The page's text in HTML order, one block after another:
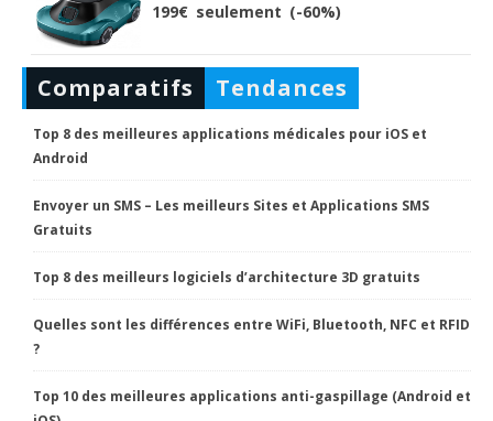
199€ seulement (-60%)
Comparatifs Tendances
Top 8 des meilleures applications médicales pour iOS et
Android
Envoyer un SMS – Les meilleurs Sites et Applications SMS
Gratuits
Top 8 des meilleurs logiciels d’architecture 3D gratuits
Quelles sont les différences entre WiFi, Bluetooth, NFC et RFID
?
Top 10 des meilleures applications anti-gaspillage (Android et